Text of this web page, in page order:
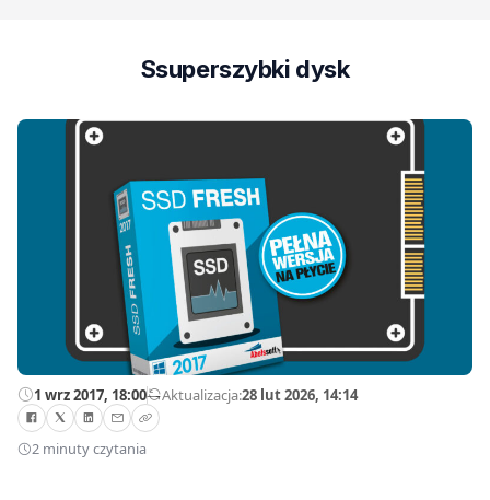
Ssuperszybki dysk
1 wrz 2017, 18:00—Aktualizacja:28 lut 2026, 14:14
2 minuty czytania